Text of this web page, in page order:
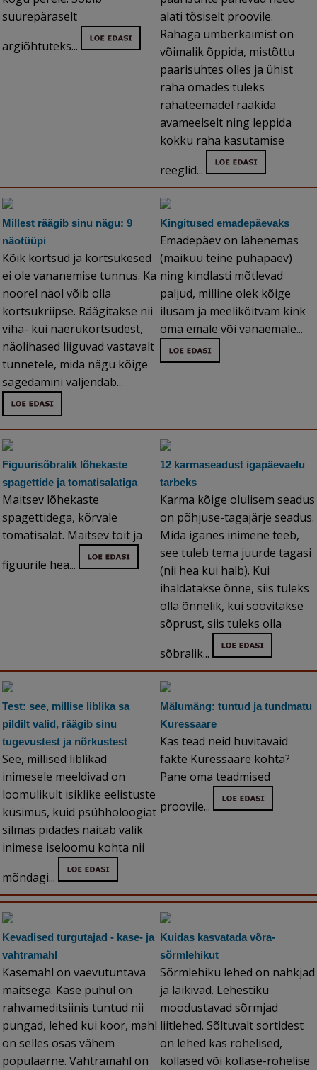
suurepäraselt
argiõhtuteks...
alati tõsiselt proovile.
Rahaga ümberkäimist on
võimalik õppida, mistõttu
paarisuhtes olles ja ühist
raha omades tuleks
rahateemadel rääkida
avameelselt ning leppida
kokku raha kasutamise
reeglid...
Millest räägib sinu nägu: 9
näotüüpi
Kõik kortsud ja kortsukesed
ei ole vananemise tunnus. Ka
noorel näol võib olla
kortsukriipse. Räägitakse nii
viha- kui naerukortsudest,
näolihased liiguvad vastavalt
tunnetele, mida nägu kõige
sagedamini väljendab...
Kingitused emadepäevaks
Emadepäev on lähenemas
(maikuu teine pühapäev)
ning kindlasti mõtlevad
paljud, milline olek kõige
ilusam ja meeliköitvam kink
oma emale või vanaemale...
Figuurisõbralik lõhekaste
spagettide ja tomatisalatiga
Maitsev lõhekaste
spagettidega, kõrvale
tomatisalat. Maitsev toit ja
figuurile hea...
12 karmaseadust igapäevaelu
tarbeks
Karma kõige olulisem seadus
on põhjuse-tagajärje seadus.
Mida iganes inimene teeb,
see tuleb tema juurde tagasi
(nii hea kui halb). Kui
ihaldatakse õnne, siis tuleks
olla õnnelik, kui soovitakse
sõprust, siis tuleks olla
sõbralik...
Test: see, millise liblika sa
pildilt valid, räägib sinu
tugevustest ja nõrkustest
See, millised liblikad
inimesele meeldivad on
loomulikult isiklike eelistuste
küsimus, kuid psühholoogiat
silmas pidades näitab valik
inimese iseloomu kohta nii
mõndagi...
Mälumäng: tuntud ja tundmatu
Kuressaare
Kas tead neid huvitavaid
fakte Kuressaare kohta?
Pane oma teadmised
proovile...
Kevadised turgutajad - kase- ja
vahtramahl
Kasemahl on vaevutuntava
maitsega. Kase puhul on
rahvameditsiinis tuntud nii
pungad, lehed kui koor, mahl
on selles osas vähem
populaarne. Vahtramahl on
Kuidas kasvatada võra-
sõrmlehikut
Sõrmlehiku lehed on nahkjad
ja läikivad. Lehestiku
moodustavad sõrmjad
liitlehed. Sõltuvalt sortidest
on lehed kas rohelised,
kollased või kollase-rohelise